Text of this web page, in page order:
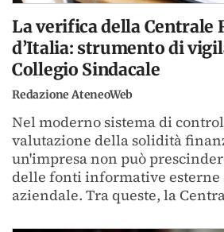
La verifica della Centrale
d’Italia: strumento di
Collegio Sindacale
Redazione AteneoWeb
Nel moderno sistema di
valutazione della solidità
un'impresa non può
delle fonti informative
aziendale. Tra queste, la